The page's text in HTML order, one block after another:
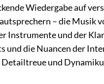
Wiedergabe auf
– die Musik
Instrumente und der
und die Nuancen der
und